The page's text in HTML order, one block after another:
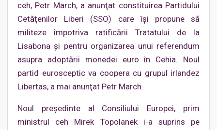
ceh, Petr March, a anunţat constituirea Partidului
Cetăţenilor Liberi (SSO) care îşi propune să
militeze împotriva ratificării Tratatului de la
Lisabona şi pentru organizarea unui referendum
asupra adoptării monedei euro în Cehia. Noul
partid eurosceptic va coopera cu grupul irlandez
Libertas, a mai anunţat Petr March.
Noul preşedinte al Consiliului Europei, prim
ministrul ceh Mirek Topolanek i-a suprins pe